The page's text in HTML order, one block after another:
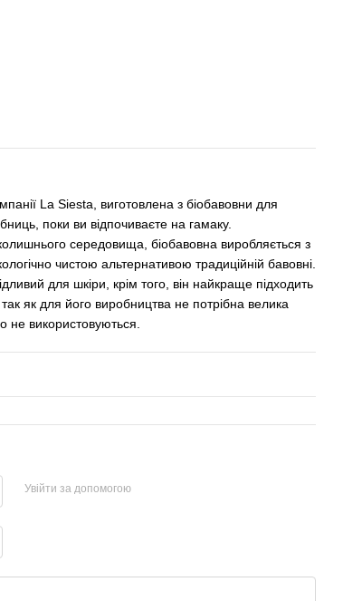
La Siesta, виготовлена з біобавовни для
поки ви відпочиваєте на гамаку.
середовища, біобавовна виробляється з
чистою альтернативою традиційній бавовні.
для шкіри, крім того, він найкраще підходить
як для його виробництва не потрібна велика
не використовуються.
Увійти за допомогою